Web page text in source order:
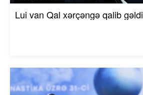
Lui van Qal xərçəngə qalib gəldi